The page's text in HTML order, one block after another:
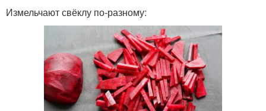
Измельчают свёклу по-разному: